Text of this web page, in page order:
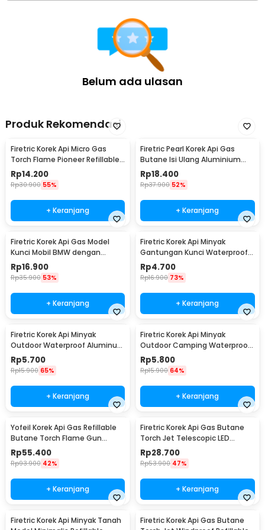
Belum ada ulasan
Produk Rekomendasi
Firetric Korek Api Micro Gas
Torch Flame Pioneer Refillable
Windproof - 7MK2AF
Rp14.200
Rp30.900 55%
+ Keranjang
Firetric Pearl Korek Api Gas
Butane Isi Ulang Aluminium
Elegant - DOL077
Rp18.400
Rp37.900 52%
+ Keranjang
Firetric Korek Api Gas Model
Kunci Mobil BMW dengan
Lampu LED Senter
Rp16.900
Rp35.900 53%
+ Keranjang
Firetric Korek Api Minyak
Gantungan Kunci Waterproof
Survival Aluminum - A1243
Rp4.700
Rp16.900 73%
+ Keranjang
Firetric Korek Api Minyak
Outdoor Waterproof Aluminum
Gantungan Kunci - ES002
Rp5.700
Rp15.900 65%
+ Keranjang
Firetric Korek Api Minyak
Outdoor Camping Waterproof
Lighter - 18G
Rp5.800
Rp15.900 64%
+ Keranjang
Yofeil Korek Api Gas Refillable
Butane Torch Flame Gun
Lighter - TX-19
Rp55.400
Rp93.900 42%
+ Keranjang
Firetric Korek Api Gas Butane
Torch Jet Telescopic LED
Lighter - LE196
Rp28.700
Rp53.900 47%
+ Keranjang
Firetric Korek Api Minyak Tanah
Firetric Korek Api Gas Butane